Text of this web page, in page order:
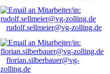
rudolf.sellmeier@vg-zolling.de
florian.silberbauer@vg-
zolling.de